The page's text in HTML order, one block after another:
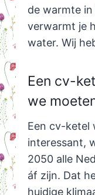
de warmte
verwarmt je
water. Wij
Een cv-
we
Een cv-ketel
interessant,
2050 alle
áf zijn. Dat
huidige